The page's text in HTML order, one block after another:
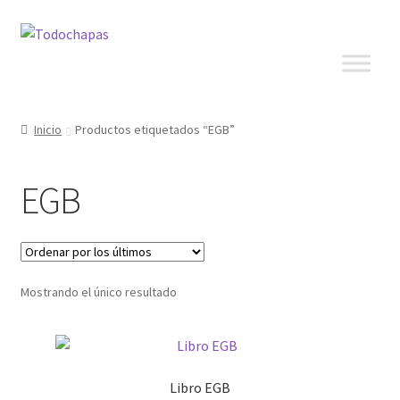
Inicio Productos etiquetados “EGB”
EGB
Mostrando el único resultado
Libro EGB